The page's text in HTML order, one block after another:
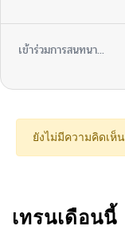
เข้าร่วมการสนทนา...
ยังไม่มีความคิดเห็น
เทรนเดือนนี้